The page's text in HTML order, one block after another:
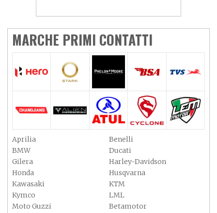
MARCHE PRIMI CONTATTI
Aprilia
Benelli
BMW
Ducati
Gilera
Harley-Davidson
Honda
Husqvarna
Kawasaki
KTM
Kymco
LML
Moto Guzzi
Betamotor